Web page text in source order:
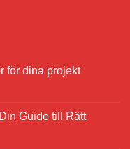
för dina projekt
Guide till Rätt